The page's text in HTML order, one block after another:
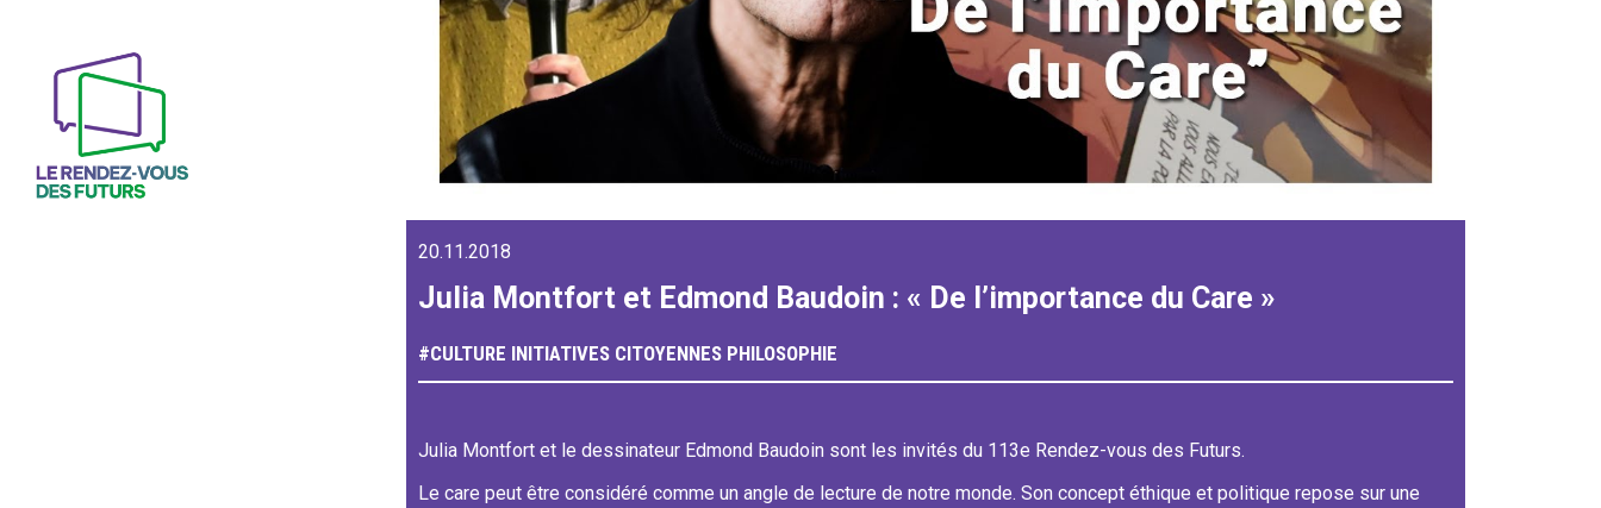
20.11.2018
Julia Montfort et Edmond Baudoin : « De l’importance du Care »
#CULTURE INITIATIVES CITOYENNES PHILOSOPHIE
Julia Montfort et le dessinateur Edmond Baudoin sont les invités du 113e Rendez-vous des Futurs.
Le care peut être considéré comme un angle de lecture de notre monde. Son concept éthique et politique repose sur une